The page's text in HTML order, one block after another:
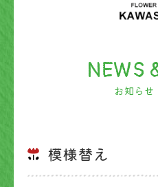
NEWS
お知らせ
模様替え